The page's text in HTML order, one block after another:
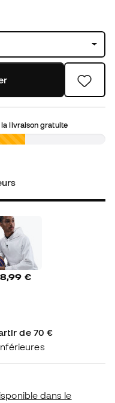
livraison gratuite
€
de 70 €
dans le